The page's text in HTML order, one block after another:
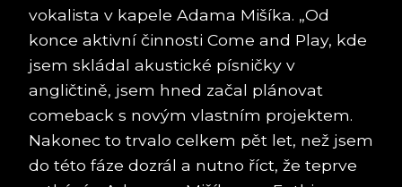
vokalista v kapele Adama Mišíka. „Od
konce aktivní činnosti Come and Play, kde
jsem skládal akustické písničky v
angličtině, jsem hned začal plánovat
comeback s novým vlastním projektem.
Nakonec to trvalo celkem pět let, než jsem
do této fáze dozrál a nutno říct, že teprve